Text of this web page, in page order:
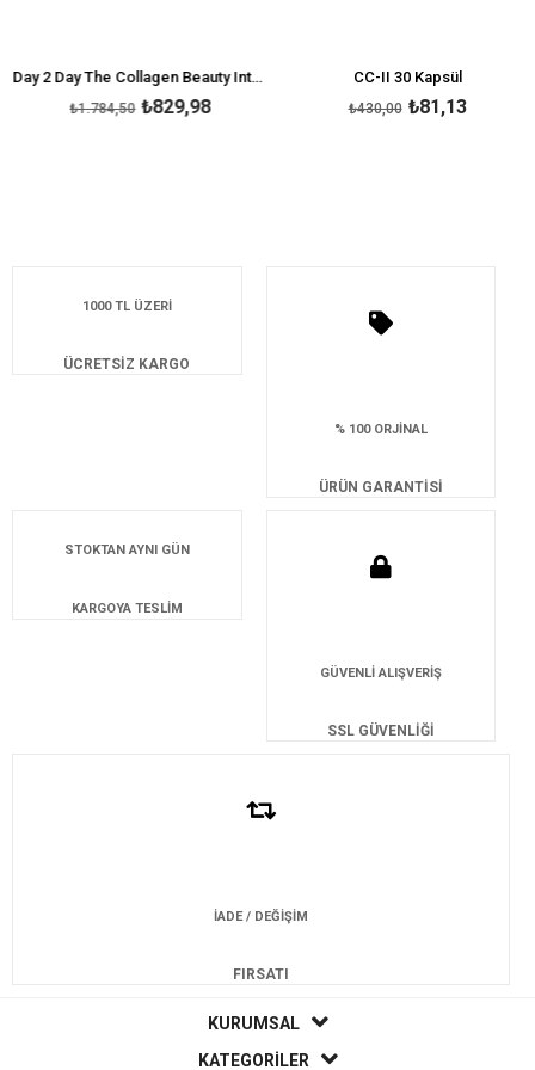
Day 2 Day The Collagen Beauty Intense Ananas Aromalı 30 Saşe
₺829,98
₺1.784,50
CC-II 30 Kapsül
₺81,13
₺430,00
1000 TL ÜZERİ
ÜCRETSİZ KARGO
% 100 ORJİNAL
ÜRÜN GARANTİSİ
STOKTAN AYNI GÜN
KARGOYA TESLİM
GÜVENLİ ALIŞVERİŞ
SSL GÜVENLİĞİ
İADE / DEĞİŞİM
FIRSATI
KURUMSAL
KATEGORİLER